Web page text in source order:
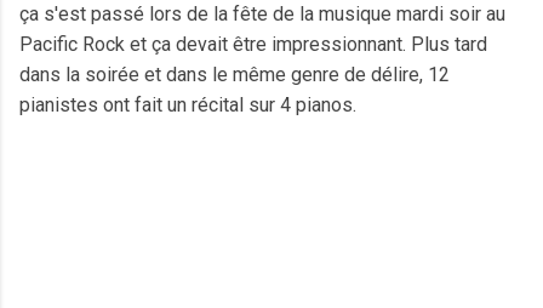
ça s'est passé lors de la fête de la musique mardi soir au
Pacific Rock et ça devait être impressionnant. Plus tard
dans la soirée et dans le même genre de délire, 12
pianistes ont fait un récital sur 4 pianos.